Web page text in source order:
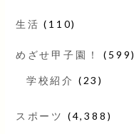
生活 (110)
めざせ甲子園！ (599)
学校紹介 (23)
スポーツ (4,388)